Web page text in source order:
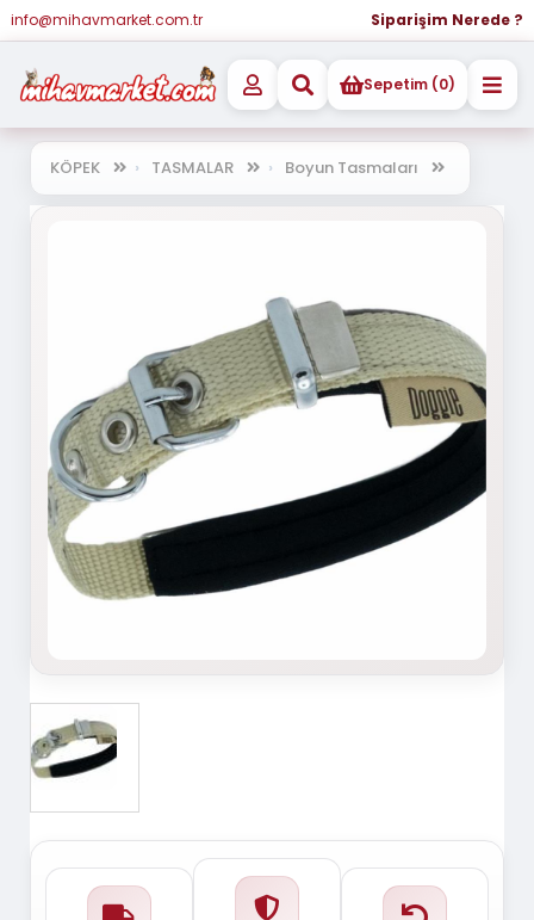
info@mihavmarket.com.tr Siparişim Nerede ?
Sepetim (0)
KÖPEK TASMALAR Boyun Tasmaları